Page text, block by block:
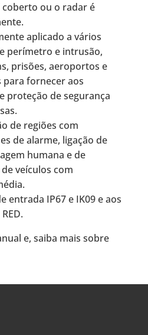
ou o radar é
aplicado a vários
perímetro e intrusão,
prisões, aeroportos e
fornecer aos
proteção de segurança
de regiões com
de alarme, ligação de
humana e de
veículos com
entrada IP67 e IK09 e aos
e, saiba mais sobre